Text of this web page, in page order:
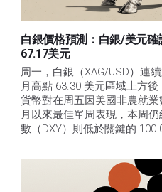
白銀價格預測：白銀/美元
67.17美元
周一，白銀（XAG/USD）連
月高點 63.30 美元區域上方
貨幣對在周五因美國非農就
月以來最佳單周表現，本周
數（DXY）則低於關鍵的